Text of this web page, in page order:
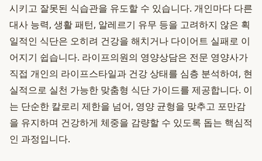
시키고 잘못된 식습관을 유도할 수 있습니다. 개인마다 다른
대사 능력, 생활 패턴, 알레르기 유무 등을 고려하지 않은 획
일적인 식단은 오히려 건강을 해치거나 다이어트 실패로 이
어지기 쉽습니다. 라이프의원의 영양상담은 전문 영양사가
직접 개인의 라이프스타일과 건강 상태를 심층 분석하여, 현
실적으로 실천 가능한 맞춤형 식단 가이드를 제공합니다. 이
는 단순한 칼로리 제한을 넘어, 영양 균형을 맞추고 포만감
을 유지하며 건강하게 체중을 감량할 수 있도록 돕는 핵심적
인 과정입니다.